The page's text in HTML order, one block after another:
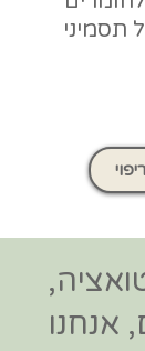
תסמיני
אנחנו